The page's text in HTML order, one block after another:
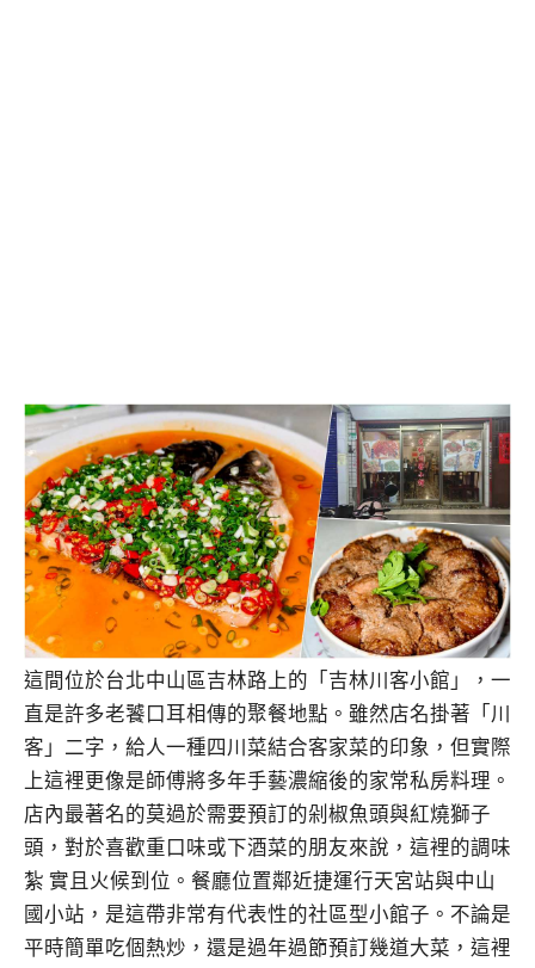
這間位於台北中山區吉林路上的「吉林川客小館」，一
直是許多老饕口耳相傳的聚餐地點。雖然店名掛著「川
客」二字，給人一種四川菜結合客家菜的印象，但實際
上這裡更像是師傅將多年手藝濃縮後的家常私房料理。
店內最著名的莫過於需要預訂的剁椒魚頭與紅燒獅子
頭，對於喜歡重口味或下酒菜的朋友來說，這裡的調味
紮 實且火候到位。餐廳位置鄰近捷運行天宮站與中山
國小站，是這帶非常有代表性的社區型小館子。不論是
平時簡單吃個熱炒，還是過年過節預訂幾道大菜，這裡